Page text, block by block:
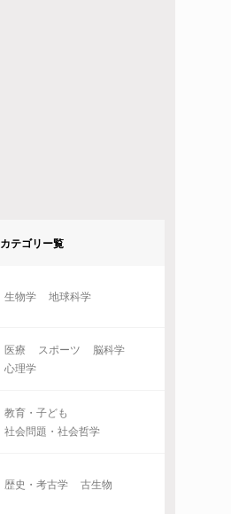
カテゴリー覧
生物学 地球科学
医療 スポーツ
脳科学
心理学
教育・子ども
社会問題・社会哲学
歴史・考古学 古生物